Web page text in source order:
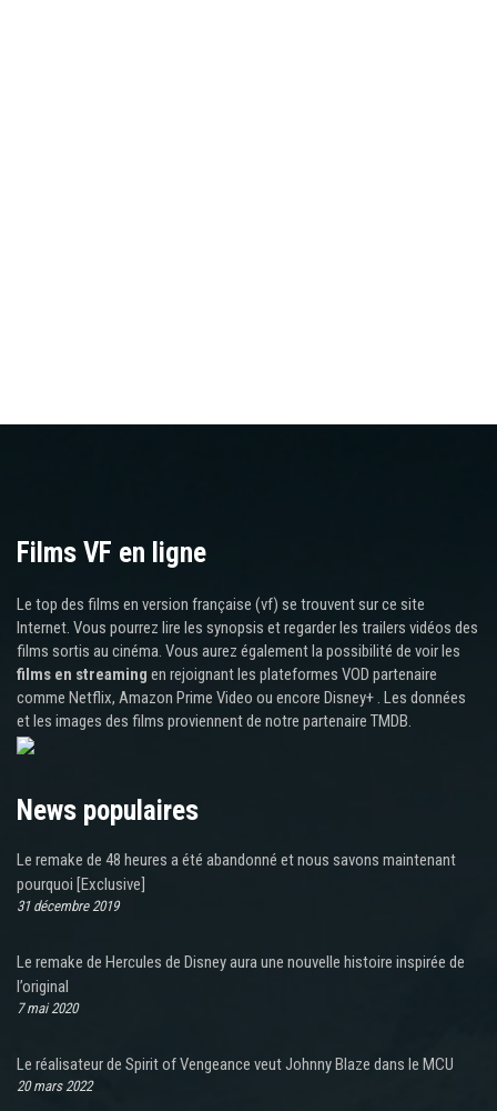
Films VF en ligne
Le top des films en version française (vf) se trouvent sur ce site
Internet. Vous pourrez lire les synopsis et regarder les trailers vidéos des
films sortis au cinéma. Vous aurez également la possibilité de voir les
films en streaming en rejoignant les plateformes VOD partenaire
comme Netflix, Amazon Prime Video ou encore Disney+ . Les données
et les images des films proviennent de notre partenaire TMDB.
News populaires
Le remake de 48 heures a été abandonné et nous savons maintenant
pourquoi [Exclusive]
31 décembre 2019
Le remake de Hercules de Disney aura une nouvelle histoire inspirée de
l’original
7 mai 2020
Le réalisateur de Spirit of Vengeance veut Johnny Blaze dans le MCU
20 mars 2022